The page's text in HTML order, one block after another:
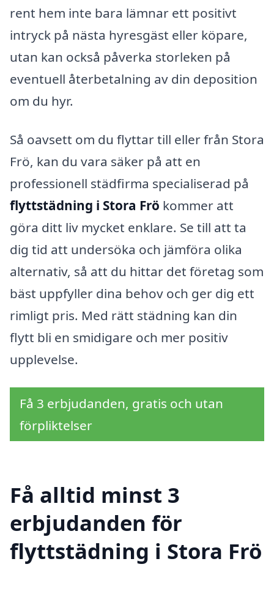
rent hem inte bara lämnar ett positivt
intryck på nästa hyresgäst eller köpare,
utan kan också påverka storleken på
eventuell återbetalning av din deposition
om du hyr.
Så oavsett om du flyttar till eller från Stora
Frö, kan du vara säker på att en
professionell städfirma specialiserad på
flyttstädning i Stora Frö kommer att
göra ditt liv mycket enklare. Se till att ta
dig tid att undersöka och jämföra olika
alternativ, så att du hittar det företag som
bäst uppfyller dina behov och ger dig ett
rimligt pris. Med rätt städning kan din
flytt bli en smidigare och mer positiv
upplevelse.
Få 3 erbjudanden, gratis och utan
förpliktelser
Få alltid minst 3
erbjudanden för
flyttstädning i Stora Frö